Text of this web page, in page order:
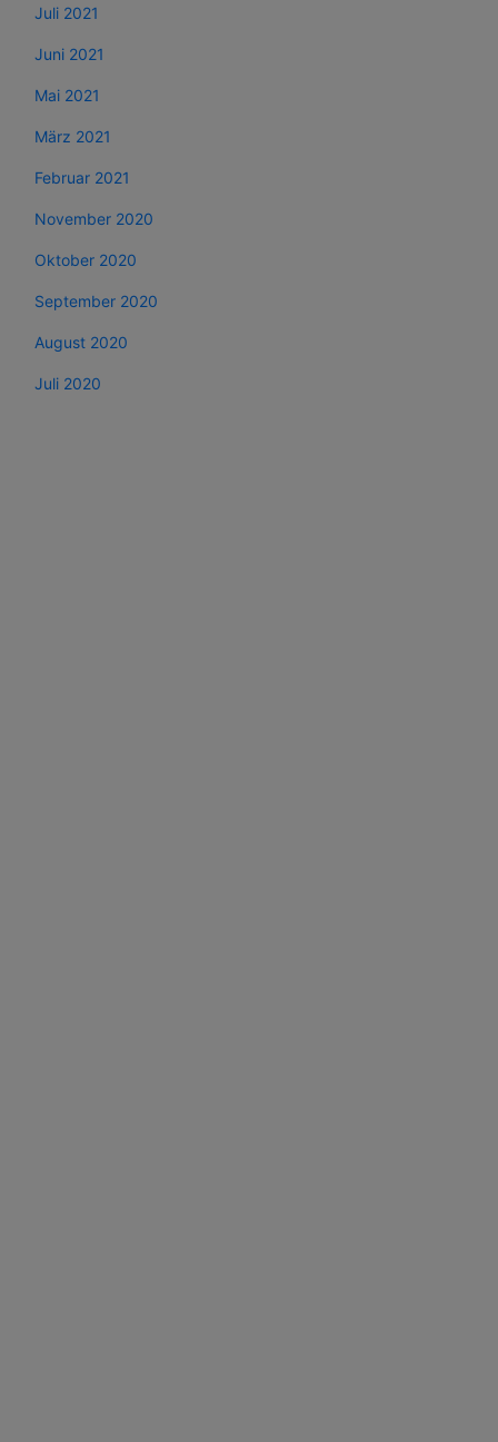
Juli 2021
Juni 2021
Mai 2021
März 2021
Februar 2021
November 2020
Oktober 2020
September 2020
August 2020
Juli 2020